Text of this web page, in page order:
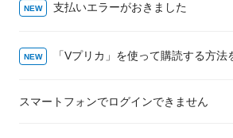
支払いエラーがおきました
「Vプリカ」を使って購読する方
スマートフォンでログインできません